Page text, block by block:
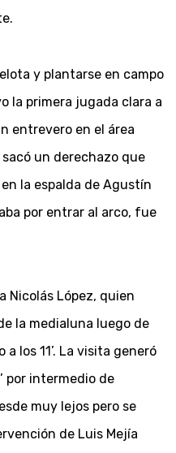
y plantarse en campo
la primera jugada clara a
entrevero en el área
un derechazo que
la espalda de Agustín
por entrar al arco, fue
Nicolás López, quien
la medialuna luego de
los 11’. La visita generó
por intermedio de
muy lejos pero se
de Luis Mejía